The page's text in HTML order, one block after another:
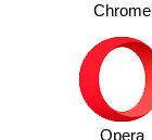
Chrome
Opera